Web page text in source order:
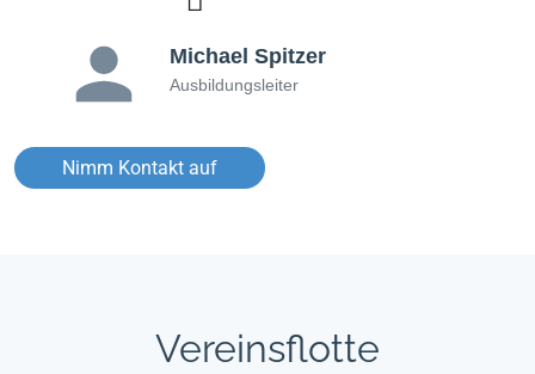
Michael Spitzer
Ausbildungsleiter
Nimm Kontakt auf
Vereinsflotte